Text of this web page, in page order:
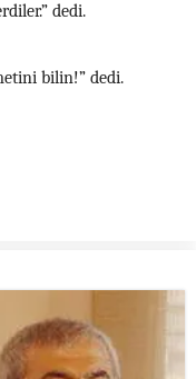
dedi.
bilin!” dedi.